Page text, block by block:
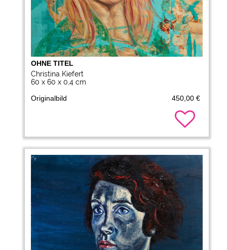
OHNE TITEL
Christina Kiefert
60 x 60 x 0,4 cm
Originalbild
450,00 €